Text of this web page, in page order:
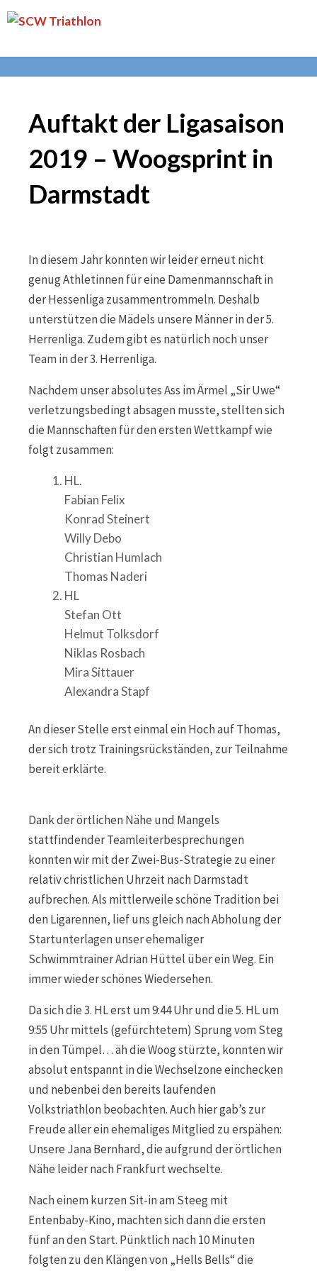
Skip
Auftakt der Ligasaison
2019 – Woogsprint in
Darmstadt
In diesem Jahr konnten wir leider erneut nicht
genug Athletinnen für eine Damenmannschaft in
der Hessenliga zusammentrommeln. Deshalb
unterstützen die Mädels unsere Männer in der 5.
Herrenliga. Zudem gibt es natürlich noch unser
Team in der 3. Herrenliga.
Nachdem unser absolutes Ass im Ärmel „Sir Uwe“
verletzungsbedingt absagen musste, stellten sich
die Mannschaften für den ersten Wettkampf wie
folgt zusammen:
HL.
Fabian Felix
Konrad Steinert
Willy Debo
Christian Humlach
Thomas Naderi
HL
Stefan Ott
Helmut Tolksdorf
Niklas Rosbach
Mira Sittauer
Alexandra Stapf
An dieser Stelle erst einmal ein Hoch auf Thomas,
der sich trotz Trainingsrückständen, zur Teilnahme
bereit erklärte.
Dank der örtlichen Nähe und Mangels
stattfindender Teamleiterbesprechungen
konnten wir mit der Zwei-Bus-Strategie zu einer
relativ christlichen Uhrzeit nach Darmstadt
aufbrechen. Als mittlerweile schöne Tradition bei
den Ligarennen, lief uns gleich nach Abholung der
Startunterlagen unser ehemaliger
Schwimmtrainer Adrian Hüttel über ein Weg. Ein
immer wieder schönes Wiedersehen.
Da sich die 3. HL erst um 9:44 Uhr und die 5. HL um
9:55 Uhr mittels (gefürchtetem) Sprung vom Steg
in den Tümpel… äh die Woog stürzte, konnten wir
absolut entspannt in die Wechselzone einchecken
und nebenbei den bereits laufenden
Volkstriathlon beobachten. Auch hier gab’s zur
Freude aller ein ehemaliges Mitglied zu erspähen:
Unsere Jana Bernhard, die aufgrund der örtlichen
Nähe leider nach Frankfurt wechselte.
Nach einem kurzen Sit-in am Steeg mit
Entenbaby-Kino, machten sich dann die ersten
fünf an den Start. Pünktlich nach 10 Minuten
folgten zu den Klängen von „Hells Bells“ die